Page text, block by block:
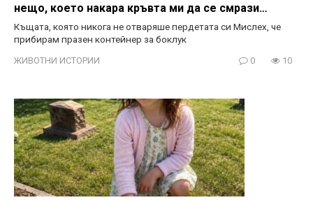
нещо, което накара кръвта ми да се смрази…
Къщата, която никога не отваряше пердетата си Мислех, че
прибирам празен контейнер за боклук
ЖИВОТНИ ИСТОРИИ 0 10